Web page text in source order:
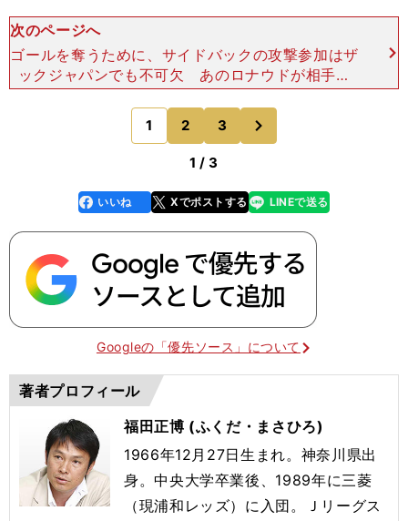
次のページへ
ゴールを奪うために、サイドバックの攻撃参加はザ
ックジャパンでも不可欠 あのロナウドが相手で
も、そういうことができるラームのすごさは、技術
やスピードはもちろんだが、駆け引きのうまさ、そ
して前線に出て行
1 2 3
1 / 3
faceboo
k
いいね Xでポストする
line LINEで送る
Googleの「優先ソース」について
著者プロフィール
福田正博 (ふくだ・まさひろ)
1966年12月27日生まれ。神奈川県出
身。中央大学卒業後、1989年に三菱
（現浦和レッズ）に入団。Ｊリーグス